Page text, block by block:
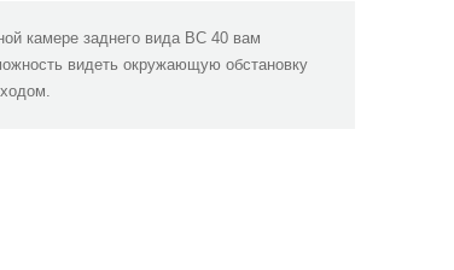
камере заднего вида BC 40 вам
видеть окружающую обстановку